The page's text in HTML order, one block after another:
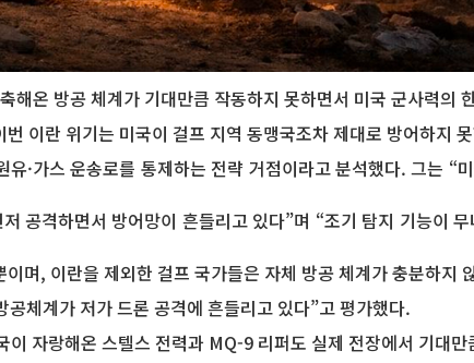
온 방공 체계가 기대만큼 작동하지 못하면서 미국 군사력의
이란 위기는 미국이 걸프 지역 동맹국조차 제대로 방어하지
·가스 운송로를 통제하는 전략 거점이라고 분석했다. 그는 “
공격하면서 방어망이 흔들리고 있다”며 “조기 탐지 기능이
며, 이란을 제외한 걸프 국가들은 자체 방공 체계가 충분하지
체계가 저가 드론 공격에 흔들리고 있다”고 평가했다.
자랑해온 스텔스 전력과 MQ-9 리퍼도 실제 전장에서 기대